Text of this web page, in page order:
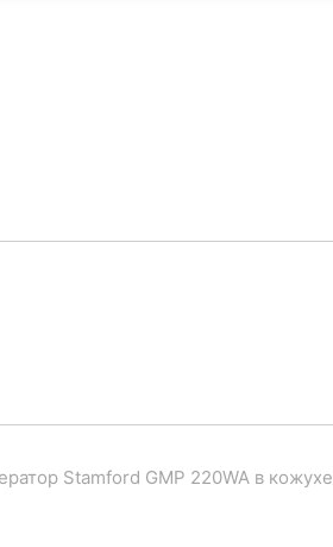
Stamford GMP 220WA в кожухе